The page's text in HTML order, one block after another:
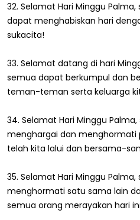
32. Selamat Hari Minggu
dapat menghabiskan hari
sukacita!
33. Selamat datang di hari
semua dapat berkumpul dan
teman-teman serta keluarga
34. Selamat Hari Minggu
menghargai dan menghormati
telah kita lalui dan bersama-
35. Selamat Hari Minggu
menghormati satu sama lain
semua orang merayakan hari